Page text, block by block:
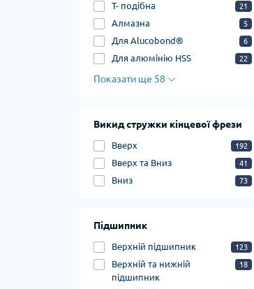
T- подібна 21
Алмазна 5
Для Alucobond® 6
Для алюмінію HSS 22
Показати ще 58
Викид стружки кінцевої фрези
Вверх 192
Вверх та Вниз 41
Вниз 73
Підшипник
Верхній підшипник 123
Верхній та нижній
підшипник
18